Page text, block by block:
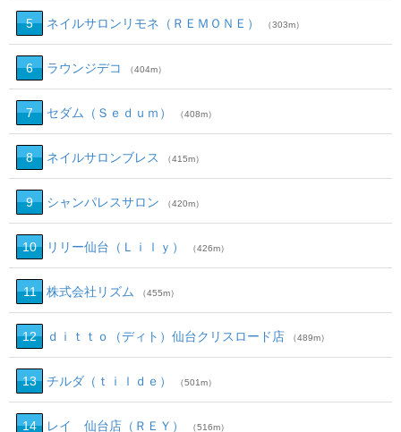
5 ネイルサロンリモネ（ＲＥＭＯＮＥ） （303m）
6 ラウンジデコ （404m）
7 セダム（Ｓｅｄｕｍ） （408m）
8 ネイルサロンブレス （415m）
9 シャンパレスサロン （420m）
10 リリー仙台（Ｌｉｌｙ） （426m）
11 株式会社リズム （455m）
12 ｄｉｔｔｏ（ディト）仙台クリスロード店 （489m）
13 チルダ（ｔｉｌｄｅ） （501m）
14 レイ 仙台店（ＲＥＹ） （516m）